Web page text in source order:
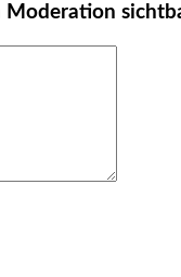
Moderation